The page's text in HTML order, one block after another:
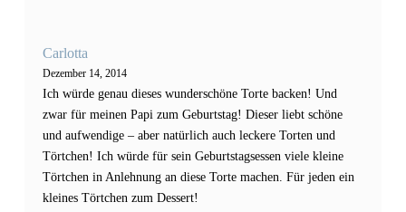
Carlotta
Dezember 14, 2014
Ich würde genau dieses wunderschöne Torte backen! Und
zwar für meinen Papi zum Geburtstag! Dieser liebt schöne
und aufwendige – aber natürlich auch leckere Torten und
Törtchen! Ich würde für sein Geburtstagsessen viele kleine
Törtchen in Anlehnung an diese Torte machen. Für jeden ein
kleines Törtchen zum Dessert!